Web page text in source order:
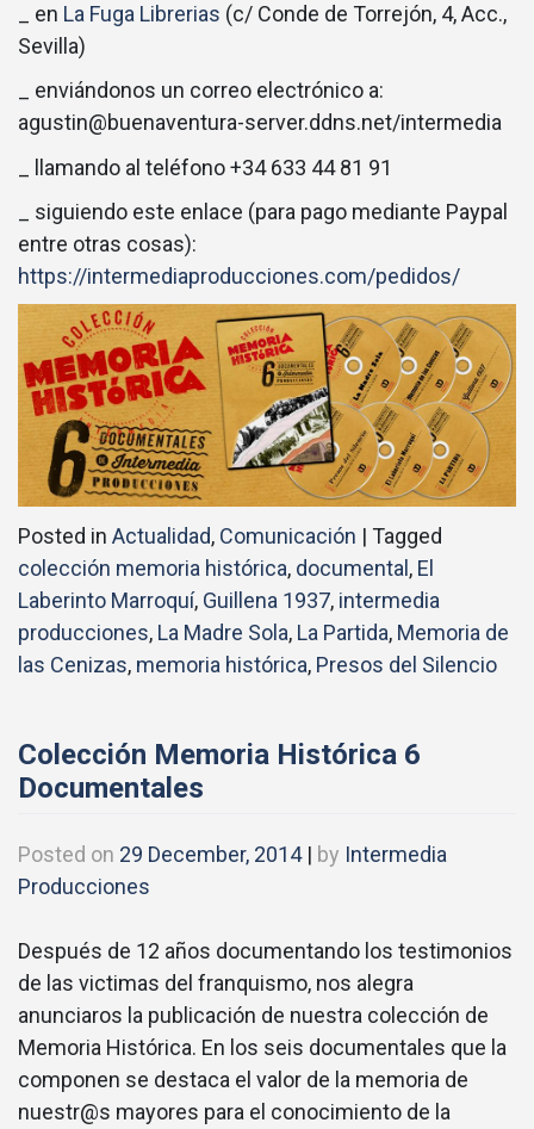
_ en La Fuga Librerias (c/ Conde de Torrejón, 4, Acc.,
Sevilla)
_ enviándonos un correo electrónico a:
agustin@buenaventura-server.ddns.net/intermedia
_ llamando al teléfono +34 633 44 81 91
_ siguiendo este enlace (para pago mediante Paypal
entre otras cosas):
https://intermediaproducciones.com/pedidos/
Posted in Actualidad, Comunicación | Tagged
colección memoria histórica, documental, El
Laberinto Marroquí, Guillena 1937, intermedia
producciones, La Madre Sola, La Partida, Memoria de
las Cenizas, memoria histórica, Presos del Silencio
Colección Memoria Histórica 6
Documentales
Posted on 29 December, 2014| by Intermedia
Producciones
Después de 12 años documentando los testimonios
de las victimas del franquismo, nos alegra
anunciaros la publicación de nuestra colección de
Memoria Histórica. En los seis documentales que la
componen se destaca el valor de la memoria de
nuestr@s mayores para el conocimiento de la